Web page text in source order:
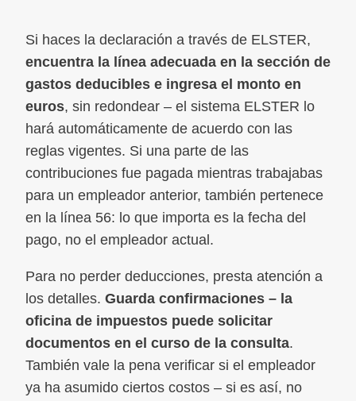
Si haces la declaración a través de ELSTER,
encuentra la línea adecuada en la sección de
gastos deducibles e ingresa el monto en
euros, sin redondear – el sistema ELSTER lo
hará automáticamente de acuerdo con las
reglas vigentes. Si una parte de las
contribuciones fue pagada mientras trabajabas
para un empleador anterior, también pertenece
en la línea 56: lo que importa es la fecha del
pago, no el empleador actual.
Para no perder deducciones, presta atención a
los detalles. Guarda confirmaciones – la
oficina de impuestos puede solicitar
documentos en el curso de la consulta.
También vale la pena verificar si el empleador
ya ha asumido ciertos costos – si es así, no